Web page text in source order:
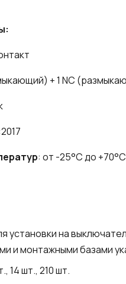
+ 1 NC
: от -25°C до +70°C
установки на
и монтажными базами
14 шт., 210 шт.